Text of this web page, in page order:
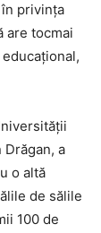
privința
are tocmai
a
o altă
de sălile
100 de